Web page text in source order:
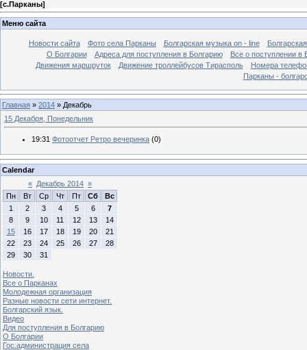
[с.Парканы]
Меню сайта
Новости сайта Фото села Парканы Болгарская музыка on - line
О Болгарии
Адреса для поступления в Болгарию
Все о поступлении в
Движения маршруток
Движение троллейбусов Тирасполь
Номера
Парканы -
Главная » 2014 » Декабрь
15 Декабря, Понедельник
19:31 Фотоотчет Ретро вечеринка (0)
Calendar
« Декабрь 2014 »
Пн
Вт Ср Чт Пт Сб
Вс
1
2 3 4 5 6
7
8
9 10 11 12 13
14
15
16 17 18 19 20
21
22
23 24 25 26 27
28
29
30 31
Новости.
Все о Парканах
Молодежная организация
Разные новости сети интернет.
Болгарский язык.
Видео
Для поступления в Болгарию
О Болгарии
Гос.администрация села